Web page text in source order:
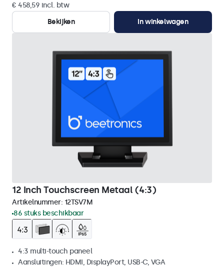
€ 458,59 incl. btw
Bekijken
In winkelwagen
12 Inch Touchscreen Metaal (4:3)
Artikelnummer: 12TSV7M
86 stuks beschikbaar
4:3 multi-touch paneel
Aansluitingen: HDMI, DisplayPort, USB-C, VGA